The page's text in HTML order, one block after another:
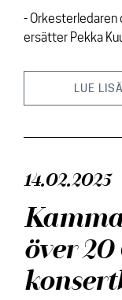
Aktuellt
Media
Kontakt
- Orkesterledaren
ersätter Pekka
LUE
14.02.2025
över